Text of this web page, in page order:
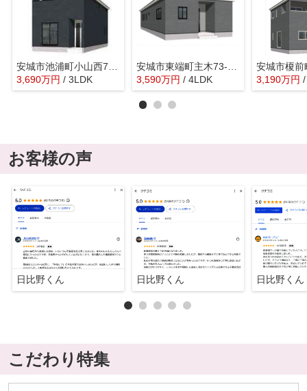
安城市池浦町小山西70-8『仲介料無料』新築戸建て
3,690万円 / 3LDK
安城市東端町主木73-6『仲介料無料』新築戸建て
3,590万円 / 4LDK 3,190万円
お客様の声
日比野くん 日比野くん 日比野くん
こだわり特集